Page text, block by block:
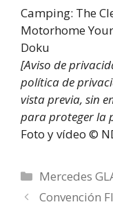
Camping: The
Motorhome
Doku
[Aviso de
política de
vista previa, sin
para proteger la
Foto y vídeo ©
Categorías
Mercedes
Convención